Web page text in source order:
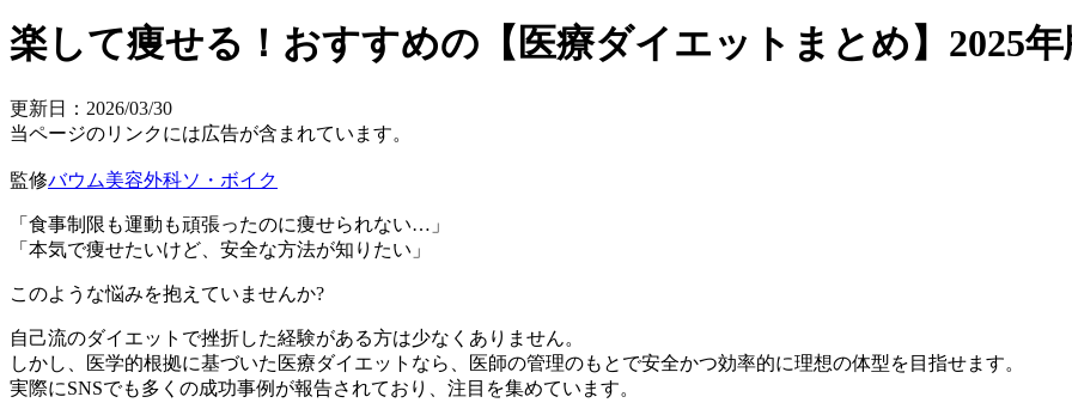
楽して痩せる！おすすめの【医療ダイエットまとめ】2025年
更新日：2026/03/30
当ページのリンクには広告が含まれています。
監修バウム美容外科ソ・ボイク
「食事制限も運動も頑張ったのに痩せられない…」
「本気で痩せたいけど、安全な方法が知りたい」
このような悩みを抱えていませんか?
自己流のダイエットで挫折した経験がある方は少なくありません。
しかし、
医学的根拠に基づいた医療ダイエット なら、医師の管理のもとで安全かつ効率的に理想の体型を目指せます。
実際にSNSでも多くの成功事例が報告されており、注目を集めています。